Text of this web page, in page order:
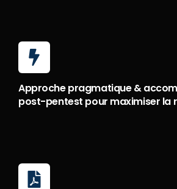
Approche pragmatique &
post-pentest pour maximiser la